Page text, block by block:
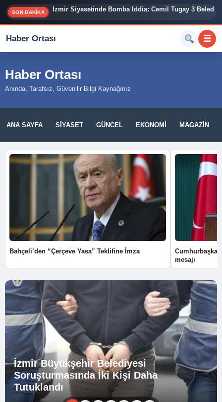
SON DAKİKA İzmir Siyasetinde Bomba İddia: Cemil Tugay 3
Haber Ortası ☰
Haber Ortası
Anında, Tarafsız, Güvenilir Bilgi Kaynağınız
ANA SAYFA SIYASET GÜNCEL EKONOMI MAGAZIN
Bahçeli’den “Çerçeve Yasa” Teklifine İmza
mesajı
İzmir Büyükşehir Belediyesi
Soruşturmasında İki Kişi Daha
Tutuklandı